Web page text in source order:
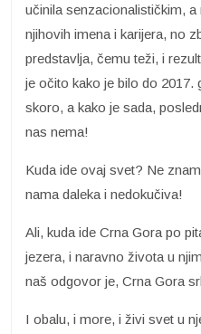
učinila senzacionalističkim,
njihovih imena i karijera, no
predstavlja, čemu teži, i
je očito kako je bilo do 2017.
skoro, a kako je sada,
nas nema!
Kuda ide ovaj svet? Ne
nama daleka i nedokučiva!
Ali, kuda ide Crna Gora po
jezera, i naravno života u
naš odgovor je, Crna Gora
I obalu, i more, i živi svet u